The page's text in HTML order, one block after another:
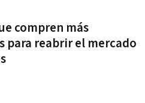
compren más
reabrir el mercado